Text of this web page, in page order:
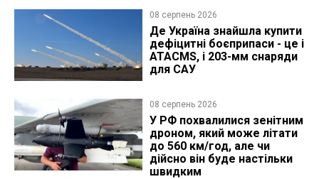
08 серпень 2026
Де Україна знайшла купити
дефіцитні боєприпаси - це і
ATACMS, і 203-мм снаряди
для САУ
08 серпень 2026
У РФ похвалилися зенітним
дроном, який може літати
до 560 км/год, але чи
дійсно він буде настільки
швидким